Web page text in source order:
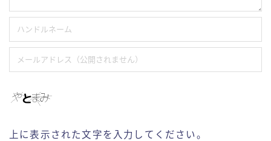
上に表示された文字を入力してください。